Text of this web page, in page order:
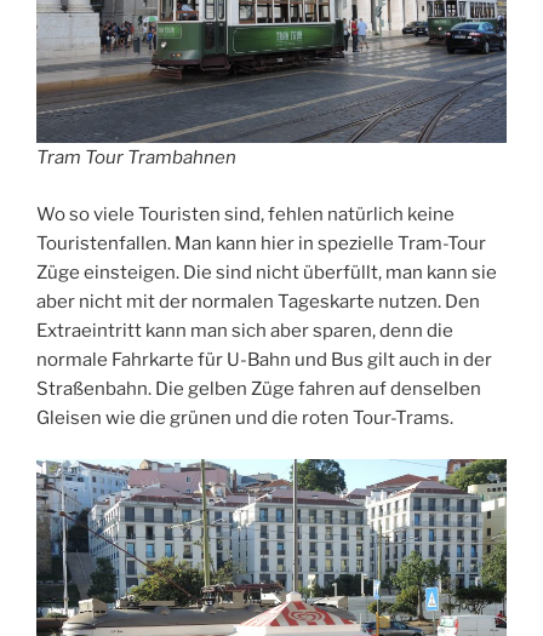
Tram Tour Trambahnen
Wo so viele Touristen sind, fehlen natürlich keine
Touristenfallen. Man kann hier in spezielle Tram-Tour
Züge einsteigen. Die sind nicht überfüllt, man kann sie
aber nicht mit der normalen Tageskarte nutzen. Den
Extraeintritt kann man sich aber sparen, denn die
normale Fahrkarte für U-Bahn und Bus gilt auch in der
Straßenbahn. Die gelben Züge fahren auf denselben
Gleisen wie die grünen und die roten Tour-Trams.